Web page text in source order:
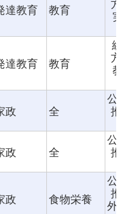
達教育 教育
実
達教育 教育
総
方
教
政 全
公募
推
政 全
公募
推
政 食物栄養
公募
推
外部